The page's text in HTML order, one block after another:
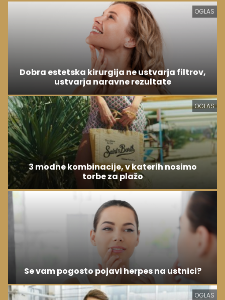
OGLAS
Dobra estetska kirurgija ne ustvarja filtrov,
ustvarja naravne rezultate
OGLAS
3 modne kombinacije, v katerih nosimo
torbe za plažo
Se vam pogosto pojavi herpes na ustnici?
OGLAS